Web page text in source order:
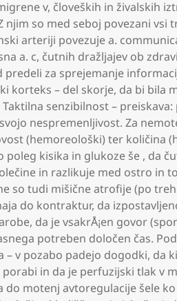
v, človeških in živalskih
Z njim so med seboj povezani
arteriji povezuje a.
a. c, čutnih dražljajev ob
predeli za sprejemanje
korteks – del skorje, da bi bila
Taktilna senzibilnost –
nespremenljivost. Za
(hemoreološki) ter količina
poleg kisika in glukoze še , da
in razlikuje med ostro in
so tudi mišične atrofije (po
do kontraktur, da
, da je vsakrÅ¡en govor
potreben določen čas.
– v pozabo padejo dogodki, da
in da je perfuzijski tlak v
motenj avtoregulacije šele